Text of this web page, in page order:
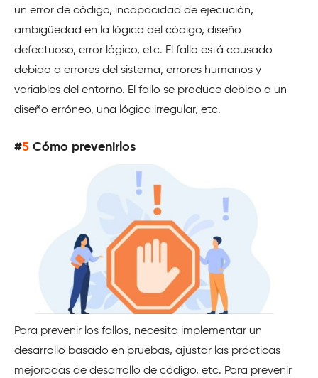
un error de código, incapacidad de ejecución,
ambigüedad en la lógica del código, diseño
defectuoso, error lógico, etc. El fallo está causado
debido a errores del sistema, errores humanos y
variables del entorno. El fallo se produce debido a un
diseño erróneo, una lógica irregular, etc.
#5 Cómo prevenirlos
Para prevenir los fallos, necesita implementar un
desarrollo basado en pruebas, ajustar las prácticas
mejoradas de desarrollo de código, etc. Para prevenir